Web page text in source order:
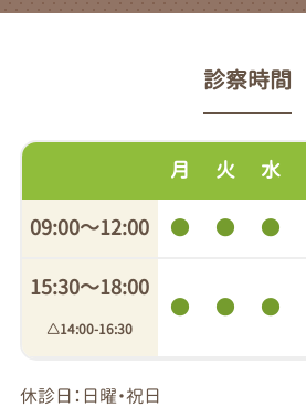
診察時間
月 火 水
09:00〜12:00 ● ● ●
15:30〜18:00
△14:00-16:30
● ● ●
休診日：日曜・祝日